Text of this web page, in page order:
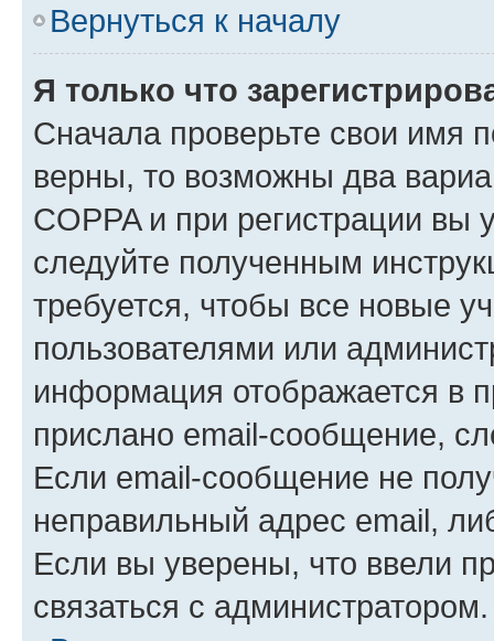
Вернуться к началу
Я только что
Сначала проверьте свои имя
верны, то возможны два
COPPA и при регистрации вы
следуйте полученным
требуется, чтобы все новые
пользователями или
информация отображается в
прислано email-сообщение,
Если email-сообщение не
неправильный адрес email,
Если вы уверены, что ввели
связаться с администратором.